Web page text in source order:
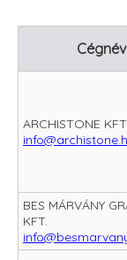
Cégnév
ARCHISTONE KFT.
BES MÁRVÁNY
KFT.